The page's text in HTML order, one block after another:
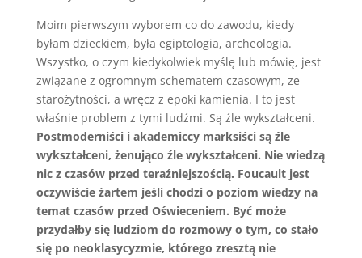
Moim pierwszym wyborem co do zawodu, kiedy
byłam dzieckiem, była egiptologia, archeologia.
Wszystko, o czym kiedykolwiek myślę lub mówię, jest
związane z ogromnym schematem czasowym, ze
starożytności, a wręcz z epoki kamienia. I to jest
właśnie problem z tymi ludźmi. Są źle wykształceni.
Postmoderniści i akademiccy marksiści są źle
wykształceni, żenująco źle wykształceni. Nie wiedzą
nic z czasów przed teraźniejszością. Foucault jest
oczywiście żartem jeśli chodzi o poziom wiedzy na
temat czasów przed Oświeceniem. Być może
przydałby się ludziom do rozmowy o tym, co stało
się po neoklasycyzmie, którego zresztą nie